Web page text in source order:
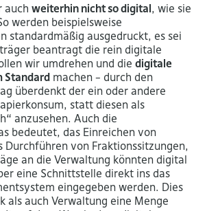
auch weiterhin nicht so digital, wie sie
werden beispielsweise
standardmäßig ausgedruckt, es sei
beantragt die rein digitale
wir umdrehen und die digitale
Standard machen – durch den
überdenkt der ein oder andere
statt diesen als
anzusehen. Auch die
bedeutet, das Einreichen von
Durchführen von Fraktionssitzungen,
an die Verwaltung könnten digital
eine Schnittstelle direkt ins das
eingegeben werden. Dies
als auch Verwaltung eine Menge